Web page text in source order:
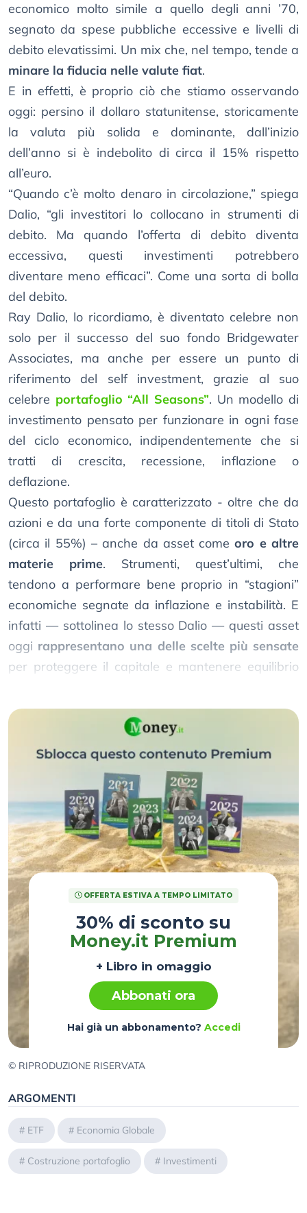
economico molto simile a quello degli anni ’70,
segnato da spese pubbliche eccessive e livelli di
debito elevatissimi. Un mix che, nel tempo, tende a
minare la fiducia nelle valute fiat.
E in effetti, è proprio ciò che stiamo osservando
oggi: persino il dollaro statunitense, storicamente
la valuta più solida e dominante, dall’inizio
dell’anno si è indebolito di circa il 15% rispetto
all’euro.
“Quando c’è molto denaro in circolazione,” spiega
Dalio, “gli investitori lo collocano in strumenti di
debito. Ma quando l’offerta di debito diventa
eccessiva, questi investimenti potrebbero
diventare meno efficaci”. Come una sorta di bolla
del debito.
Ray Dalio, lo ricordiamo, è diventato celebre non
solo per il successo del suo fondo Bridgewater
Associates, ma anche per essere un punto di
riferimento del self investment, grazie al suo
celebre portafoglio “All Seasons”. Un modello di
investimento pensato per funzionare in ogni fase
del ciclo economico, indipendentemente che si
tratti di crescita, recessione, inflazione o
deflazione.
Questo portafoglio è caratterizzato - oltre che da
azioni e da una forte componente di titoli di Stato
(circa il 55%) – anche da asset comeoro e altre
materie prime. Strumenti, quest’ultimi, che
tendono a performare bene proprio in “stagioni”
economiche segnate da inflazione e instabilità. E
infatti — sottolinea lo stesso Dalio — questi asset
oggi rappresentano una delle scelte più sensate
per proteggere il capitale e mantenere equilibrio
OFFERTA ESTIVA A TEMPO LIMITATO
30% di sconto su
Money.it Premium
+ Libro in omaggio
Abbonati ora
Hai già un abbonamento? Accedi
© RIPRODUZIONE RISERVATA
ARGOMENTI
# ETF # Economia Globale
# Costruzione portafoglio # Investimenti